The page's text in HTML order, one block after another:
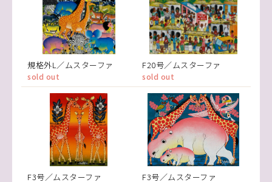
規格外L／ムスターファ
sold out
F20号／ムスターファ
sold out
F3号／ムスターファ F3号／ムスターファ